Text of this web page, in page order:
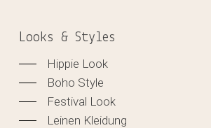
Looks & Styles
Hippie Look
Boho Style
Festival Look
Leinen Kleidung